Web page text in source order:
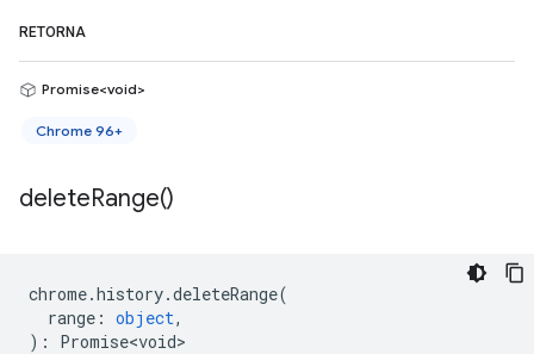
RETORNA
Promise<void>
Chrome 96+
deleteRange()
chrome.history.deleteRange(
range : object,
) : Promise<void>